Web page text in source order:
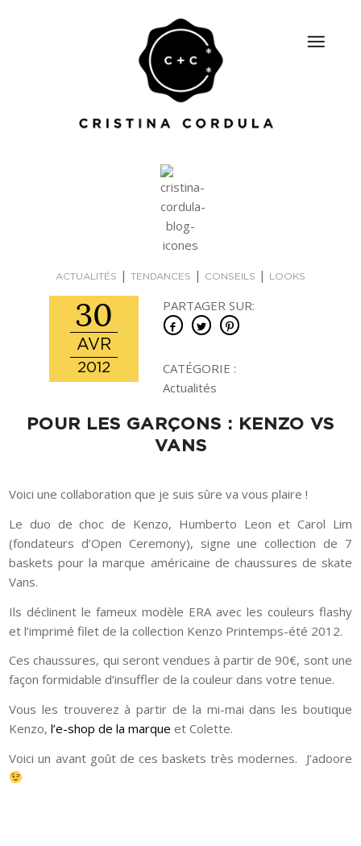
ACTUALITÉS | TENDANCES | CONSEILS | LOOKS
30
AVR
2012
PARTAGER SUR:
CATÉGORIE :
Actualités
POUR LES GARÇONS : KENZO VS
VANS
Voici une collaboration que je suis sûre va vous plaire !
Le duo de choc de Kenzo, Humberto Leon et Carol Lim
(fondateurs d’Open Ceremony), signe une collection de 7
baskets pour la marque américaine de chaussures de skate
Vans.
Ils déclinent le fameux modèle ERA avec les couleurs flashy
et l’imprimé filet de la collection Kenzo Printemps-été 2012.
Ces chaussures, qui seront vendues à partir de 90€, sont une
façon formidable d’insuffler de la couleur dans votre tenue.
Vous les trouverez à partir de la mi-mai dans les boutique
Kenzo,l’e-shop de la marque et Colette.
Voici un avant goût de ces baskets très modernes. J’adoore